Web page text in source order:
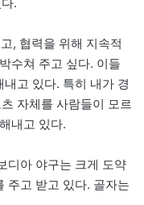
, 협력을 위해 지속적
수쳐 주고 싶다. 이들
고 있다. 특히 내가 경
자체를 사람들이 모르
내고 있다.
디아 야구는 크게 도약
주고 받고 있다. 골자는